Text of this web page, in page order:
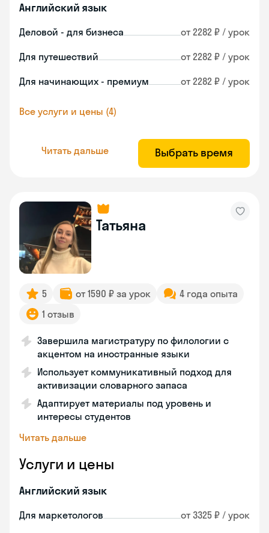
Английский язык
Деловой - для бизнеса от 2282 ₽ / урок
Для путешествий от 2282 ₽ / урок
Для начинающих - премиум от 2282 ₽ / урок
Все услуги и цены (4)
Читать дальше Выбрать время
Татьяна
5 от 1590 ₽ за урок
4 года опыта
1 отзыв
Завершила магистратуру по филологии с
акцентом на иностранные языки
Использует коммуникативный подход для
активизации словарного запаса
Адаптирует материалы под уровень и
интересы студентов
Читать дальше
Услуги и цены
Английский язык
Для маркетологов от 3325 ₽ / урок